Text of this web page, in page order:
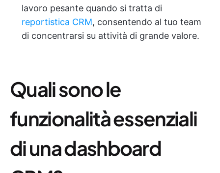
lavoro pesante quando si tratta di
reportistica CRM, consentendo al tuo team
di concentrarsi su attività di grande valore.
Quali sono le
funzionalità essenziali
di una dashboard